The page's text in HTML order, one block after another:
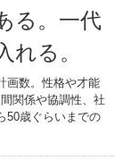
る。一代
れる。
画数。性格や才能
関係や協調性、社
50歳ぐらいまでの